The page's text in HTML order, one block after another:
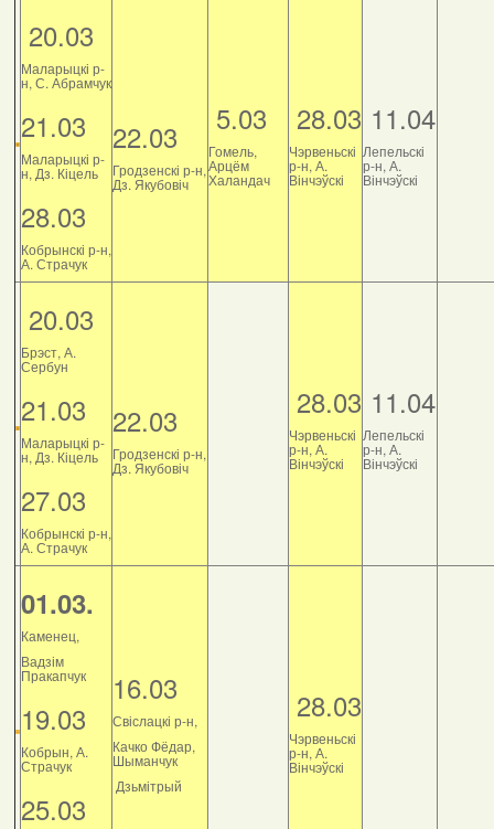
20.03
Маларыцкі р-
н, С. Абрамчук
21.03
Маларыцкі р-
н, Дз. Кіцель
28.03
Кобрынскі р-н,
А. Страчук
22.03
Гродзенскі р-н,
Дз. Якубовіч
5.03
Гомель,
Арцём
Халандач
28.03
Чэрвеньскі
р-н, А.
Вінчэўскі
11.04
Лепельскі
р-н, А.
Вінчэўскі
20.03
Брэст, А.
Сербун
21.03
Маларыцкі р-
н, Дз. Кіцель
27.03
Кобрынскі р-н,
А. Страчук
22.03
Гродзенскі р-н,
Дз. Якубовіч
28.03
Чэрвеньскі
р-н, А.
Вінчэўскі
11.04
Лепельскі
р-н, А.
Вінчэўскі
01.03.
Каменец,
Вадзім
Пракапчук
19.03
Кобрын, А.
Страчук
25.03
16.03
Свіслацкі р-н,
Качко Фёдар,
Шыманчук
Дзьмітрый
28.03
Чэрвеньскі
р-н, А.
Вінчэўскі